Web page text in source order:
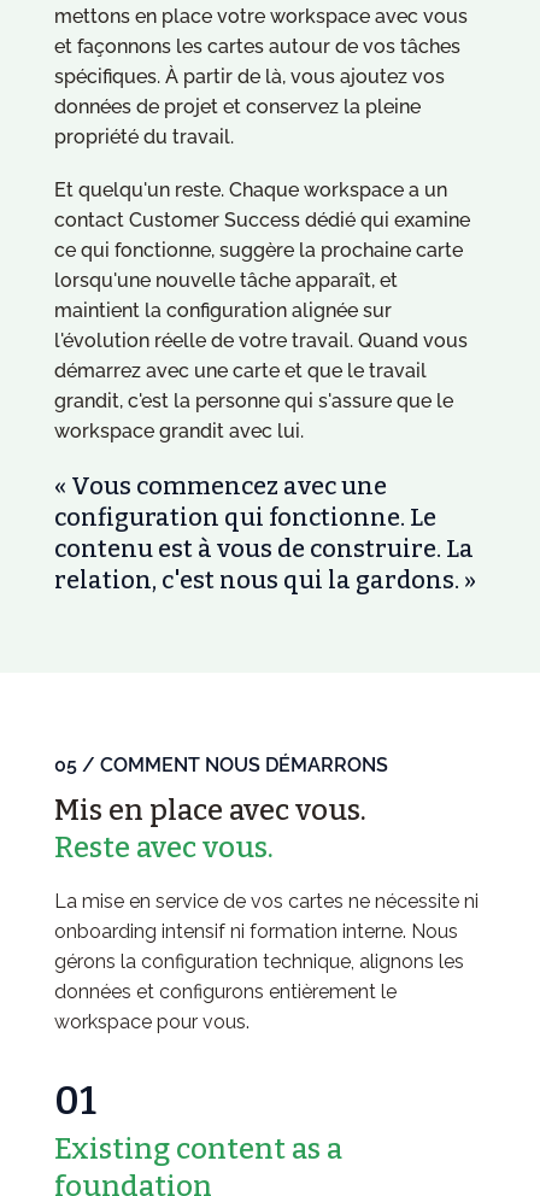
mettons en place votre workspace avec vous
et façonnons les cartes autour de vos tâches
spécifiques. À partir de là, vous ajoutez vos
données de projet et conservez la pleine
propriété du travail.
Et quelqu'un reste. Chaque workspace a un
contact Customer Success dédié qui examine
ce qui fonctionne, suggère la prochaine carte
lorsqu'une nouvelle tâche apparaît, et
maintient la configuration alignée sur
l'évolution réelle de votre travail. Quand vous
démarrez avec une carte et que le travail
grandit, c'est la personne qui s'assure que le
workspace grandit avec lui.
« Vous commencez avec une
configuration qui fonctionne. Le
contenu est à vous de construire. La
relation, c'est nous qui la gardons. »
05 / COMMENT NOUS DÉMARRONS
Mis en place avec vous.
Reste avec vous.
La mise en service de vos cartes ne nécessite ni
onboarding intensif ni formation interne. Nous
gérons la configuration technique, alignons les
données et configurons entièrement le
workspace pour vous.
01
Existing content as a
foundation